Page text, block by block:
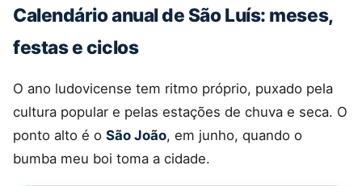
Calendário anual de São Luís: meses,
festas e ciclos
O ano ludovicense tem ritmo próprio, puxado pela
cultura popular e pelas estações de chuva e seca. O
ponto alto é o São João, em junho, quando o
bumba meu boi toma a cidade.